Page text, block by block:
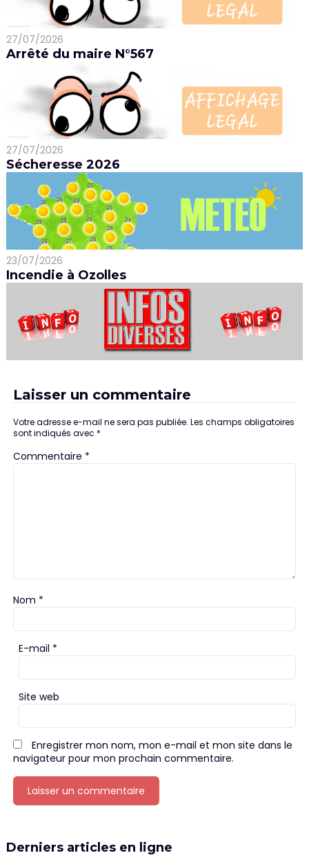
27/07/2026
Arrêté du maire N°567
27/07/2026
Sécheresse 2026
23/07/2026
Incendie à Ozolles
Laisser un commentaire
Votre adresse e-mail ne sera pas publiée. Les champs obligatoires
sont indiqués avec *
Commentaire *
Nom *
E-mail *
Site web
Enregistrer mon nom, mon e-mail et mon site dans le
navigateur pour mon prochain commentaire.
Derniers articles en ligne